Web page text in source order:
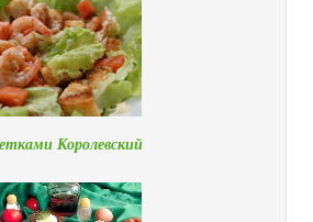
Королевский